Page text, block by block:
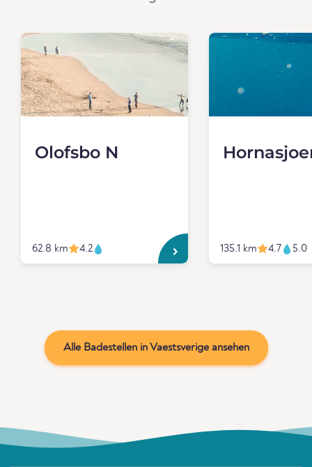
Olofsbo N
62.8 km 4.2 135.1 km 4.7 5.0
Alle Badestellen in Vaestsverige ansehen